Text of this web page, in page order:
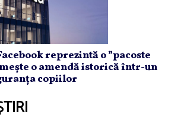
reprezintă o ”pacoste
o amendă istorică într-un
copiilor